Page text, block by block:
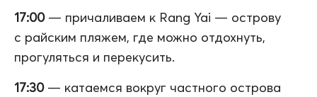
17:00— причаливаем к Rang Yai — острову
с райским пляжем, где можно отдохнуть,
прогуляться и перекусить.
17:30— катаемся вокруг частного острова